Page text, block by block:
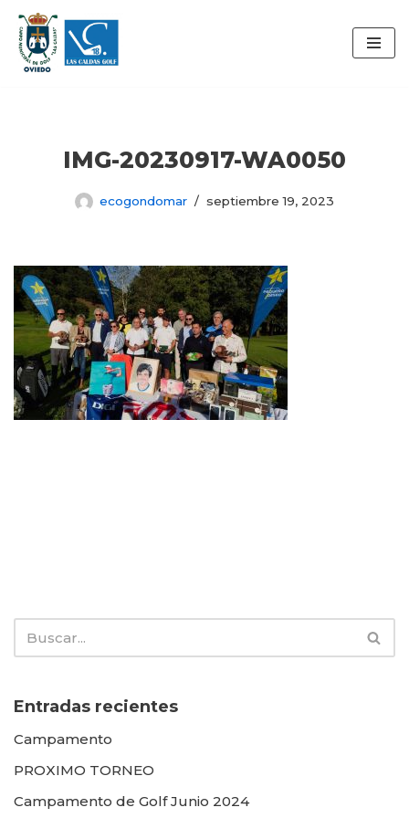
Saltar
al
IMG-20230917-WA0050
ecogondomar septiembre 19, 2023
Entradas recientes
Campamento
PROXIMO TORNEO
Campamento de Golf Junio 2024